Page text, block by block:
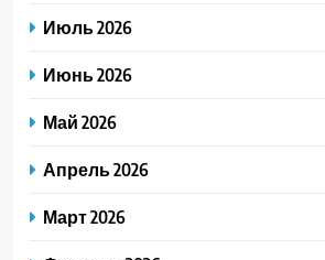
Июль 2026
Июнь 2026
Май 2026
Апрель 2026
Март 2026